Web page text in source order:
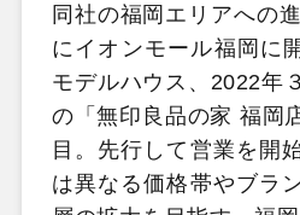
同社の福岡エリアへの
にイオンモール福岡に
モデルハウス、2022年
の「無印良品の家 福岡
目。先行して営業を開
は異なる価格帯やブラ